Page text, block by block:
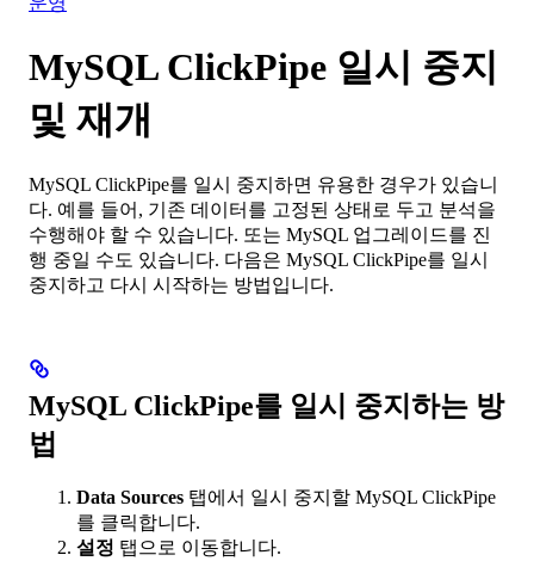
MySQL ClickPipe 일시 중지
및 재개
MySQL ClickPipe를 일시 중지하면 유용한 경우가 있습니
다. 예를 들어, 기존 데이터를 고정된 상태로 두고 분석을
수행해야 할 수 있습니다. 또는 MySQL 업그레이드를 진
행 중일 수도 있습니다. 다음은 MySQL ClickPipe를 일시
중지하고 다시 시작하는 방법입니다.
MySQL ClickPipe를 일시 중지하는 방
법
Data Sources 탭에서 일시 중지할 MySQL ClickPipe
를 클릭합니다.
설정 탭으로 이동합니다.